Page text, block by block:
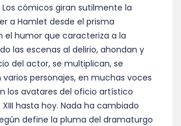
Los cómicos giran sutilmente la
a Hamlet desde el prisma
el humor que caracteriza a la
las escenas al delirio, ahondan y
del actor, se multiplican, se
varios personajes, en muchas voces
los avatares del oficio artístico
hasta hoy. Nada ha cambiado
define la pluma del dramaturgo